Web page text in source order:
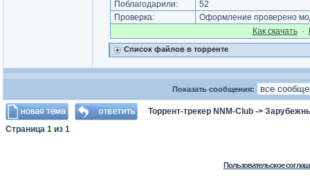
Поблагодарили:
52
Проверка:
Оформление проверено
Как cкачать·
Список файлов в торренте
Показать сообщения:
Торрент-трекер NNM-Club ->
Страница 1 из 1
Пользовательское